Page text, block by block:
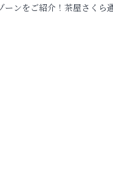
ンをご紹介！茶屋さくら